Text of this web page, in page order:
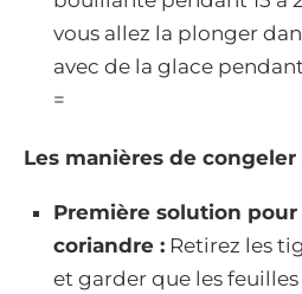
vous allez la plonger
avec de la glace
=
Les manières de congeler
Première solution pour
coriandre : Retirez les
et garder que les feuilles